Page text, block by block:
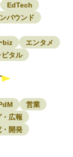
EdTech
バウンド
biz
エンタメ
タル
営業
広報
・開発